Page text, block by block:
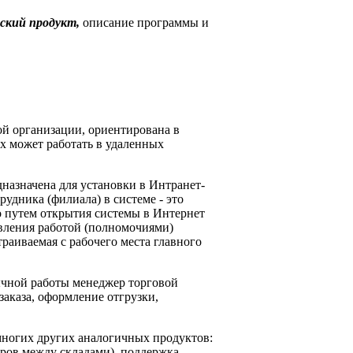
продукт, описание программы и
организации, ориентирована в
может работать в удаленных
для установки в Интранет-
(филиала) в системе - это
открытия системы в Интернет
работой (полномочиями)
с рабочего места главного
работы менеджер торговой
оформление отгрузки,
других аналогичных продуктов: